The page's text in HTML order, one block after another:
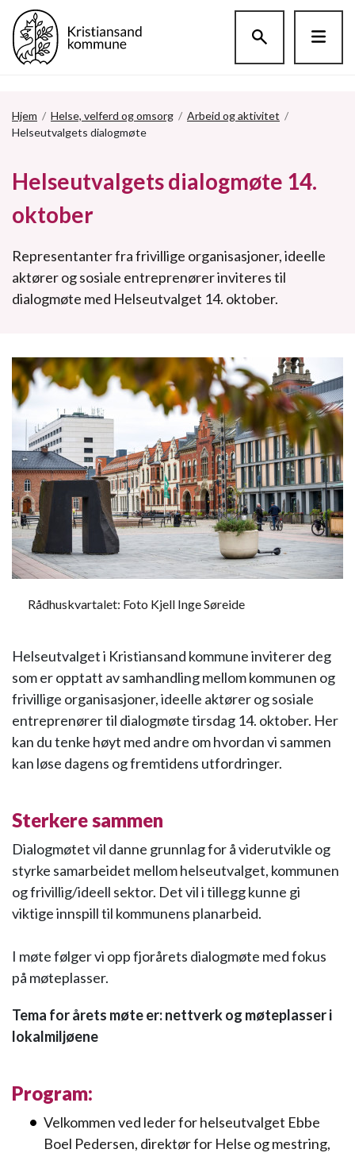
Hjem / Helse, velferd og omsorg / Arbeid og aktivitet /
Helseutvalgets dialogmøte
Helseutvalgets dialogmøte 14.
oktober
Representanter fra frivillige organisasjoner, ideelle
aktører og sosiale entreprenører inviteres til
dialogmøte med Helseutvalget 14. oktober.
Rådhuskvartalet: Foto Kjell Inge Søreide
Helseutvalget i Kristiansand kommune inviterer deg
som er opptatt av samhandling mellom kommunen og
frivillige organisasjoner, ideelle aktører og sosiale
entreprenører til dialogmøte tirsdag 14. oktober. Her
kan du tenke høyt med andre om hvordan vi sammen
kan løse dagens og fremtidens utfordringer.
Sterkere sammen
Dialogmøtet vil danne grunnlag for å viderutvikle og
styrke samarbeidet mellom helseutvalget, kommunen
og frivillig/ideell sektor. Det vil i tillegg kunne gi
viktige innspill til kommunens planarbeid.
I møte følger vi opp fjorårets dialogmøte med fokus
på møteplasser.
Tema for årets møte er: nettverk og møteplasser i
lokalmiljøene
Program:
Velkommen ved leder for helseutvalget Ebbe
Boel Pedersen, direktør for Helse og mestring,